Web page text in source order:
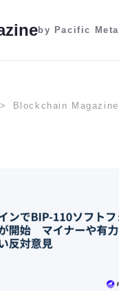
by Pacific Meta
Blockchain Magazine